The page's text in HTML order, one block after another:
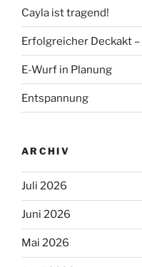
Cayla ist tragend!
Erfolgreicher Deckakt
E-Wurf in Planung
Entspannung
ARCHIV
Juli 2026
Juni 2026
Mai 2026